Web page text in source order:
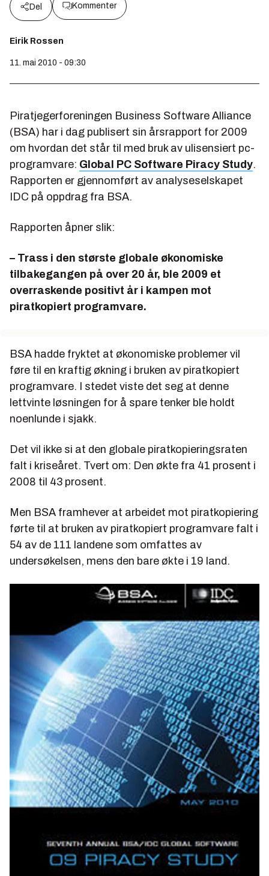
Del Kommenter
Eirik Rossen
11. mai 2010 - 09:30
Piratjegerforeningen Business Software Alliance
(BSA) har i dag publisert sin årsrapport for 2009
om hvordan det står til med bruk av ulisensiert pc-
programvare: Global PC Software Piracy Study.
Rapporten er gjennomført av analyseselskapet
IDC på oppdrag fra BSA.
Rapporten åpner slik:
– Trass i den største globale økonomiske
tilbakegangen på over 20 år, ble 2009 et
overraskende positivt år i kampen mot
piratkopiert programvare.
BSA hadde fryktet at økonomiske problemer vil
føre til en kraftig økning i bruken av piratkopiert
programvare. I stedet viste det seg at denne
lettvinte løsningen for å spare tenker ble holdt
noenlunde i sjakk.
Det vil ikke si at den globale piratkopieringsraten
falt i kriseåret. Tvert om: Den økte fra 41 prosent i
2008 til 43 prosent.
Men BSA framhever at arbeidet mot piratkopiering
førte til at bruken av piratkopiert programvare falt i
54 av de 111 landene som omfattes av
undersøkelsen, mens den bare økte i 19 land.